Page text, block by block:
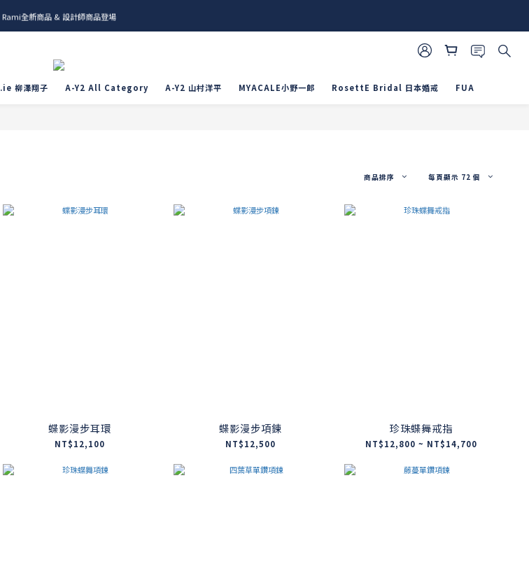
me.ie & A-Y2 新發售
Rami全新商品 & 設計師商品登場
柳澤翔子 A-Y2 All Category A-Y2 山村洋平 MYACALE小野一郎 RosettE Bridal 日本婚戒 FUA
商品排序 每頁顯示 72 個
蝶影漫步耳環
NT$12,100
蝶影漫步項鍊
NT$12,500
珍珠蝶舞戒指
NT$12,800 ~ NT$14,700